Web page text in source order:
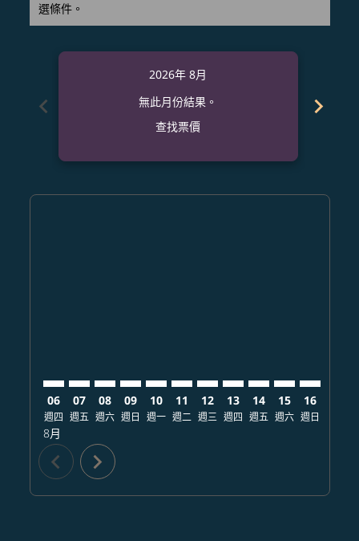
選條件。
chevron_left
2026年 8月
無此月份結果。
查找票價
chevron_right
06
週四
8月
07
週五
08
週六
09
週日
10
週一
11
週二
12
週三
13
週四
14
週五
15
週六
16
週日
chevron_left chevron_right